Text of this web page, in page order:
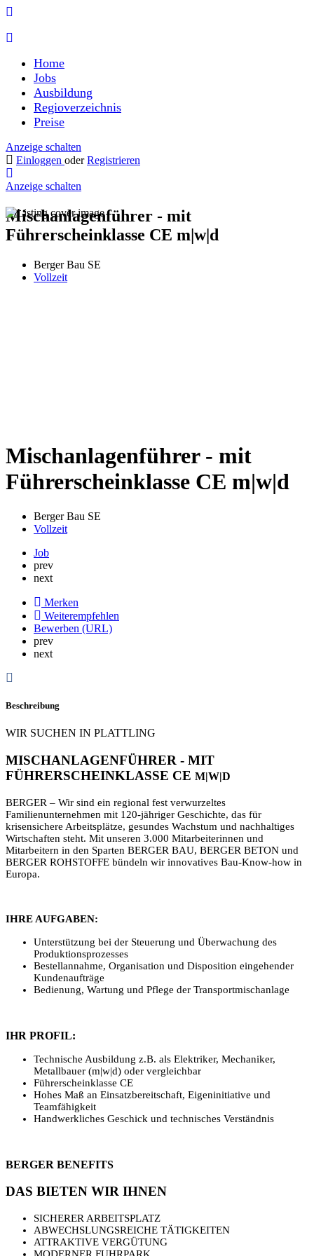
Home
Jobs
Ausbildung
Regioverzeichnis
Preise
Anzeige schalten
Einloggen oder Registrieren
Anzeige schalten
Mischanlagenführer - mit
Führerscheinklasse CE m|w|d
Berger Bau SE
Vollzeit
Mischanlagenführer - mit
Führerscheinklasse CE m|w|d
Berger Bau SE
Vollzeit
Job
prev
next
Merken
Weiterempfehlen
Bewerben (URL)
prev
next
Beschreibung
WIR SUCHEN IN PLATTLING
MISCHANLAGENFÜHRER - MIT
FÜHRERSCHEINKLASSE CE M|W|D
BERGER – Wir sind ein regional fest verwurzeltes
Familienunternehmen mit 120-jähriger Geschichte, das für
krisensichere Arbeitsplätze, gesundes Wachstum und nachhaltiges
Wirtschaften steht. Mit unseren 3.000 Mitarbeiterinnen und
Mitarbeitern in den Sparten BERGER BAU, BERGER BETON und
BERGER ROHSTOFFE bündeln wir innovatives Bau-Know-how in
Europa.
IHRE AUFGABEN:
Unterstützung bei der Steuerung und Überwachung des
Produktionsprozesses
Bestellannahme, Organisation und Disposition eingehender
Kundenaufträge
Bedienung, Wartung und Pflege der Transportmischanlage
IHR PROFIL:
Technische Ausbildung z.B. als Elektriker, Mechaniker,
Metallbauer (m|w|d) oder vergleichbar
Führerscheinklasse CE
Hohes Maß an Einsatzbereitschaft, Eigeninitiative und
Teamfähigkeit
Handwerkliches Geschick und technisches Verständnis
BERGER BENEFITS
DAS BIETEN WIR IHNEN
SICHERER ARBEITSPLATZ
ABWECHSLUNGSREICHE TÄTIGKEITEN
ATTRAKTIVE VERGÜTUNG